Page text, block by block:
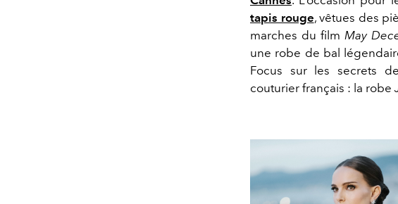
tapis rouge, vêtues des
marches du film May
une robe de bal
Focus sur les secrets
couturier français : la robe